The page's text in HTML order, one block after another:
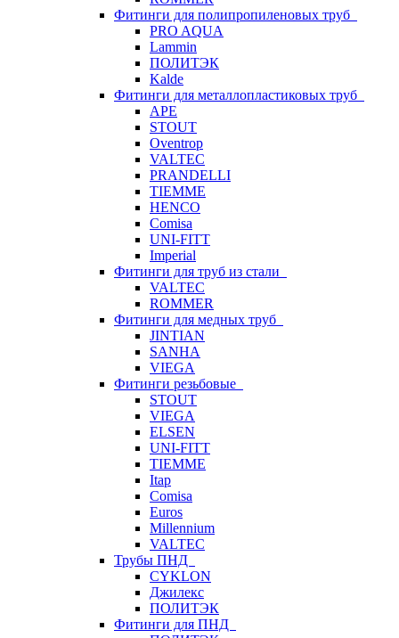
Фитинги для полипропиленовых труб
PRO AQUA
Lammin
ПОЛИТЭК
Kalde
Фитинги для металлопластиковых труб
APE
STOUT
Oventrop
VALTEC
PRANDELLI
TIEMME
HENCO
Comisa
UNI-FITT
Imperial
Фитинги для труб из стали
VALTEC
ROMMER
Фитинги для медных труб
JINTIAN
SANHA
VIEGA
Фитинги резьбовые
STOUT
VIEGA
ELSEN
UNI-FITT
TIEMME
Itap
Comisa
Euros
Millennium
VALTEC
Трубы ПНД
CYKLON
Джилекс
ПОЛИТЭК
Фитинги для ПНД